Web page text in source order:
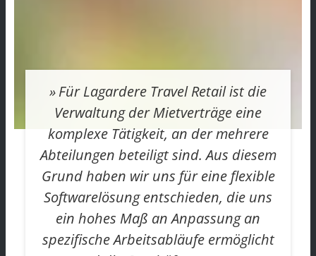
Für Lagardere Travel Retail ist die
Verwaltung der Mietverträge eine
komplexe Tätigkeit, an der mehrere
Abteilungen beteiligt sind. Aus diesem
Grund haben wir uns für eine flexible
Softwarelösung entschieden, die uns
ein hohes Maß an Anpassung an
spezifische Arbeitsabläufe ermöglicht